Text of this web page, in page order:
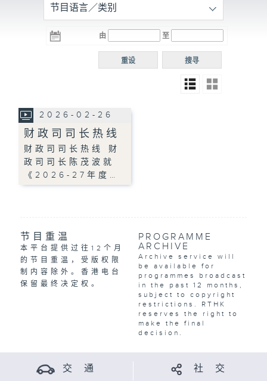
R3
电台 电台
R5
电台
普通
节目语言／类别
由 至
搜寻
重设
2026-02-26
财政司司长热线
财政司司长热线 财
政司司长陈茂波就
《2026-27年度…
节目重温
本平台提供过往12个月
的节目重温，受版权限
制内容除外。香港电台
保留最终决定权。
PROGRAMME
ARCHIVE
Archive service will
be available for
programmes broadcast
in the past 12 months,
subject to copyright
restrictions. RTHK
reserves the right to
make the final
decision.
交 通 社 交